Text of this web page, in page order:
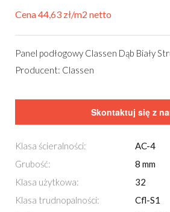
Cena 44,63 zł/m2 netto
Panel podłogowy Classen Dąb Biały
Producent: Classen
Skontaktuj się z
Klasa ścieralności:
AC-4
Grubość:
8 mm
Klasa użytkowa:
32
Klasa trudnopalności:
Cfl-S1